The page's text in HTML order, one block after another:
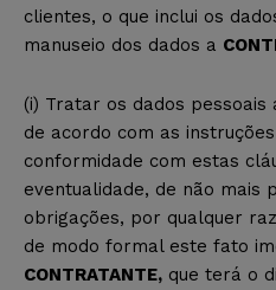
clientes, o que inclui os
manuseio dos dados a
(i) Tratar os dados pessoais
de acordo com as
conformidade com estas
eventualidade, de não mais
obrigações, por qualquer
de modo formal este fato
CONTRATANTE, que terá o